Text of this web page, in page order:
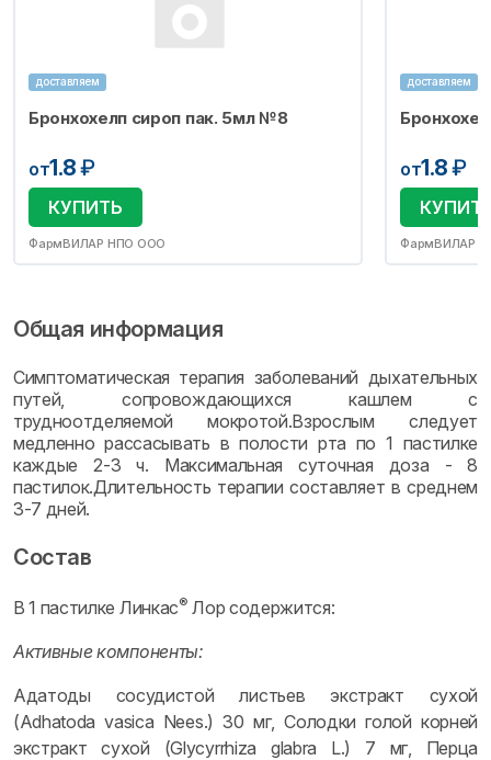
доставляем
Бронхохелп сироп пак. 5мл №8
от1.8₽
КУПИТЬ
ФармВИЛАР НПО ООО
доставляем
от1.8₽
ФармВИЛАР
Общая информация
Симптоматическая терапия заболеваний дыхательных
путей, сопровождающихся кашлем с
трудноотделяемой мокротой.Взрослым следует
медленно рассасывать в полости рта по 1 пастилке
каждые 2-3 ч. Максимальная суточная доза - 8
пастилок.Длительность терапии составляет в среднем
3-7 дней.
Состав
В 1 пастилке Линкас® Лор содержится:
Активные компоненты:
Адатоды сосудистой листьев экстракт сухой
(Adhatoda vasica Nees.) 30 мг, Солодки голой корней
экстракт сухой (Glycyrrhiza glabra L.) 7 мг, Перца